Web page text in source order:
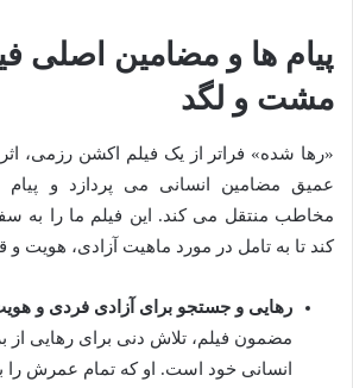
پیام ها و مضامین اصلی
مشت و لگد
«رها شده» فراتر از یک فیلم اکشن رزمی،
عمیق مضامین انسانی می پردازد و پیام
مخاطب منتقل می کند. این فیلم ما را به
کند تا به تامل در مورد ماهیت آزادی، هویت
رهایی و جستجو برای آزادی فردی و
مضمون فیلم، تلاش دنی برای رهایی از
انسانی خود است. او که تمام عمرش